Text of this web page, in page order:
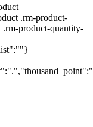
.rm-product-
product-quantity-